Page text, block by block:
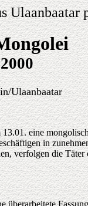
Ulaanbaatar
Ulaanbaatar
eine
in
verfolgen die